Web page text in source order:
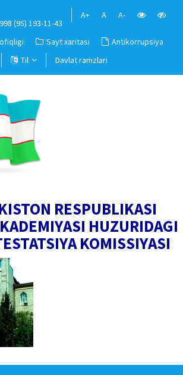
(95) 193-11-43
A+ A A-
Sayt xaritasi
Antikorrupsiya
Til
Davlat ramzlari
RESPUBLIKASI
HUZURIDAGI
KOMISSIYASI